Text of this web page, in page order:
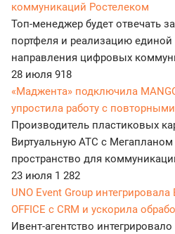
коммуникаций Ростелеком
Топ-менеджер будет отвечать
портфеля и реализацию единой
направления цифровых
28 июля 918
«Маджента» подключила
упростила работу с
Производитель пластиковых
Виртуальную АТС с
пространство для
23 июля 1 282
UNO Event Group
OFFICE с CRM и ускорила
Ивент-агентство